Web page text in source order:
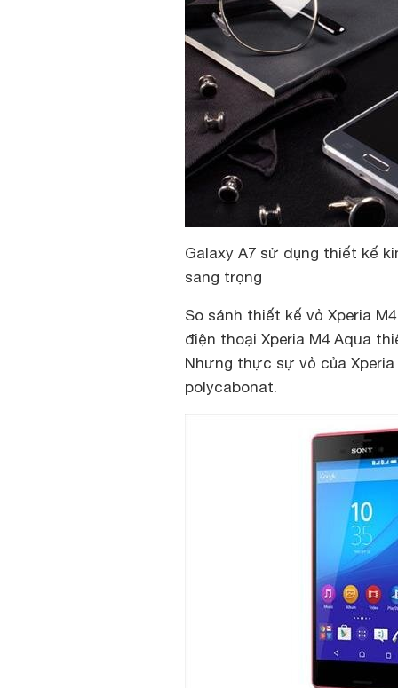
Galaxy A7 sử dụng thiết kế
sang trọng
So sánh thiết kế vỏ Xperia
điện thoại Xperia M4 Aqua
Nhưng thực sự vỏ của
polycabonat.